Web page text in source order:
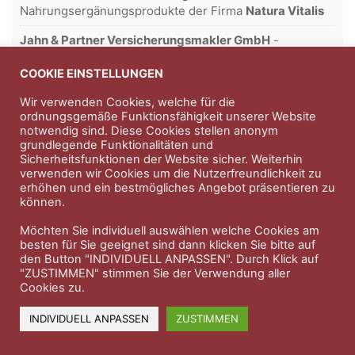
Nahrungsergänungsprodukte der Firma Natura Vitalis
Jahn & Partner Versicherungsmakler GmbH -
Professioneller Rundumschutz seit über 30 Jahren.
Impressum Nutzungsbedingungen
Datenschutzerklärung Therapeutenkatalog Über uns
COOKIE EINSTELLUNGEN
Wir verwenden Cookies, welche für die
ordnungsgemäße Funktionsfähigkeit unserer Website
notwendig sind. Diese Cookies stellen anonym
grundlegende Funktionalitäten und
Sicherheitsfunktionen der Website sicher. Weiterhin
verwenden wir Cookies um die Nutzerfreundlichkeit zu
erhöhen und ein bestmögliches Angebot präsentieren zu
können.
Möchten Sie individuell auswählen welche Cookies am
besten für Sie geeignet sind dann klicken Sie bitte auf
den Button "INDIVIDUELL ANPASSEN". Durch Klick auf
"ZUSTIMMEN" stimmen Sie der Verwendung aller
Cookies zu.
INDIVIDUELL ANPASSEN ZUSTIMMEN